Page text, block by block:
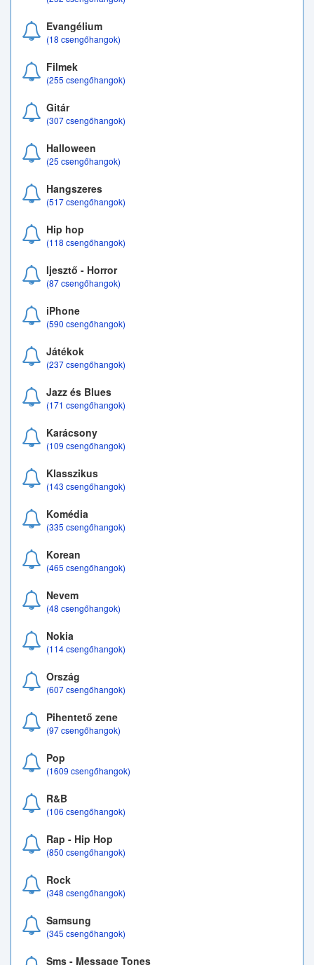
Evangélium
(18 csengőhangok)
Filmek
(255 csengőhangok)
Gitár
(307 csengőhangok)
Halloween
(25 csengőhangok)
Hangszeres
(517 csengőhangok)
Hip hop
(118 csengőhangok)
Ijesztő - Horror
(87 csengőhangok)
iPhone
(590 csengőhangok)
Játékok
(237 csengőhangok)
Jazz és Blues
(171 csengőhangok)
Karácsony
(109 csengőhangok)
Klasszikus
(143 csengőhangok)
Komédia
(335 csengőhangok)
Korean
(465 csengőhangok)
Nevem
(48 csengőhangok)
Nokia
(114 csengőhangok)
Ország
(607 csengőhangok)
Pihentető zene
(97 csengőhangok)
Pop
(1609 csengőhangok)
R&B
(106 csengőhangok)
Rap - Hip Hop
(850 csengőhangok)
Rock
(348 csengőhangok)
Samsung
(345 csengőhangok)
Sms - Message Tones